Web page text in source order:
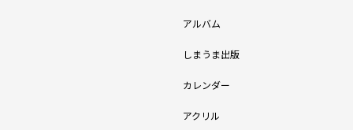
アルバム
しまうま出版
カレンダー
アクリル